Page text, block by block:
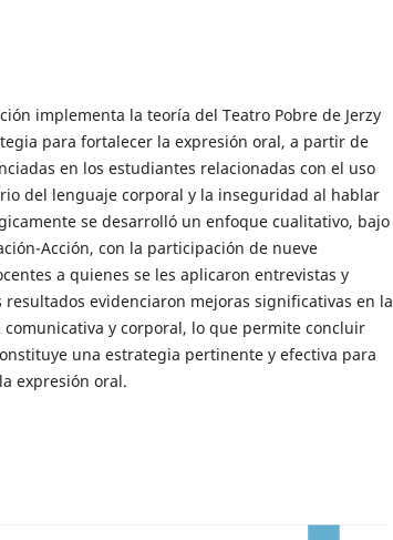
implementa la teoría del Teatro Pobre de Jerzy
para fortalecer la expresión oral, a partir de
en los estudiantes relacionadas con el uso
del lenguaje corporal y la inseguridad al hablar
se desarrolló un enfoque cualitativo, bajo
Acción, con la participación de nueve
a quienes se les aplicaron entrevistas y
resultados evidenciaron mejoras significativas en la
y corporal, lo que permite concluir
una estrategia pertinente y efectiva para
expresión oral.